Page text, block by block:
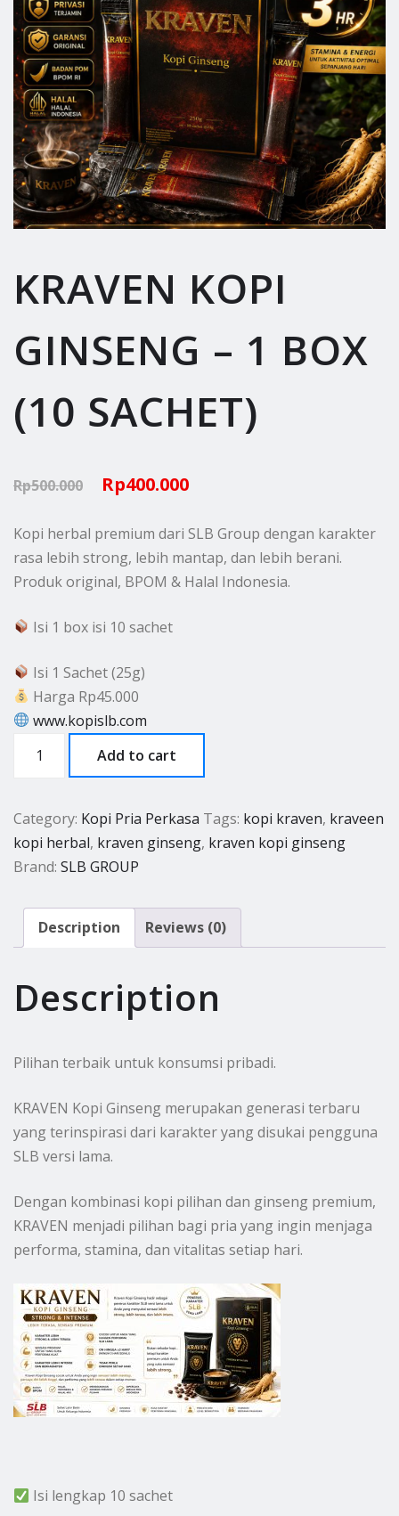
KRAVEN KOPI
GINSENG – 1 BOX
(10 SACHET)
Rp500.000
Original
was:
Rp500.000.
Rp400.000
is:
Rp400.000.
Kopi herbal premium dari SLB Group dengan karakter
rasa lebih strong, lebih mantap, dan lebih berani.
Produk original, BPOM & Halal Indonesia.
Isi 1 box isi 10 sachet
Isi 1 Sachet (25g)
Harga Rp45.000
www.kopislb.com
–
1
BOX
SACHET)
quantity
Add to cart
Category: Kopi Pria Perkasa Tags: kopi kraven, kraveen
kopi herbal, kraven ginseng, kraven kopi ginseng
Brand: SLB GROUP
Description Reviews (0)
Description
Pilihan terbaik untuk konsumsi pribadi.
KRAVEN Kopi Ginseng merupakan generasi terbaru
yang terinspirasi dari karakter yang disukai pengguna
SLB versi lama.
Dengan kombinasi kopi pilihan dan ginseng premium,
KRAVEN menjadi pilihan bagi pria yang ingin menjaga
performa, stamina, dan vitalitas setiap hari.
Isi lengkap 10 sachet